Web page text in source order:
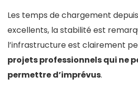
Les temps de chargement
excellents, la stabilité est
l’infrastructure est clairement
projets professionnels qui ne
permettre d’imprévus.